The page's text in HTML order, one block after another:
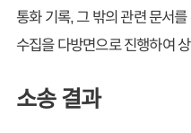
통화 기록, 그 밖의 관련 문서
수집을 다방면으로 진행하여
소송 결과